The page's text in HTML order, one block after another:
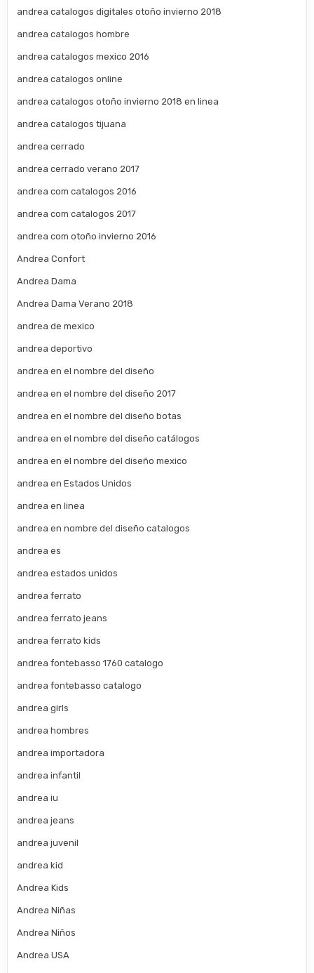
andrea catalogos digitales otoño invierno 2018
andrea catalogos hombre
andrea catalogos mexico 2016
andrea catalogos online
andrea catalogos otoño invierno 2018 en linea
andrea catalogos tijuana
andrea cerrado
andrea cerrado verano 2017
andrea com catalogos 2016
andrea com catalogos 2017
andrea com otoño invierno 2016
Andrea Confort
Andrea Dama
Andrea Dama Verano 2018
andrea de mexico
andrea deportivo
andrea en el nombre del diseño
andrea en el nombre del diseño 2017
andrea en el nombre del diseño botas
andrea en el nombre del diseño catálogos
andrea en el nombre del diseño mexico
andrea en Estados Unidos
andrea en linea
andrea en nombre del diseño catalogos
andrea es
andrea estados unidos
andrea ferrato
andrea ferrato jeans
andrea ferrato kids
andrea fontebasso 1760 catalogo
andrea fontebasso catalogo
andrea girls
andrea hombres
andrea importadora
andrea infantil
andrea iu
andrea jeans
andrea juvenil
andrea kid
Andrea Kids
Andrea Niñas
Andrea Niños
Andrea USA